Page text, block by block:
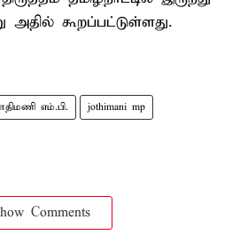
அதில் கூறப்பட்டுள்ளது.
எம்.பி. jothimani mp
Comments